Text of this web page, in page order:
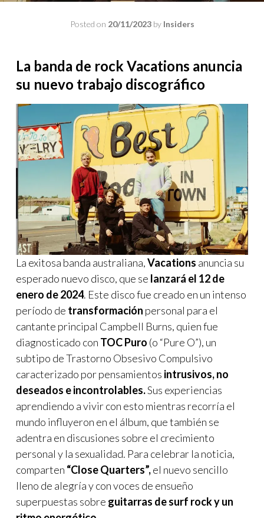
Posted on 20/11/2023by Insiders
La banda de rock Vacations anuncia
su nuevo trabajo discográfico
La exitosa banda australiana,Vacations anuncia su
esperado nuevo disco, que se lanzará el 12 de
enero de 2024. Este disco fue creado en un intenso
período de transformación personal para el
cantante principal Campbell Burns, quien fue
diagnosticado con TOC Puro (o “Pure O”), un
subtipo de Trastorno Obsesivo Compulsivo
caracterizado por pensamientos intrusivos, no
deseados e incontrolables.Sus experiencias
aprendiendo a vivir con esto mientras recorría el
mundo influyeron en el álbum, que también se
adentra en discusiones sobre el crecimiento
personal y la sexualidad. Para celebrar la noticia,
comparten “Close Quarters”,el nuevo sencillo
lleno de alegría y con voces de ensueño
superpuestas sobre guitarras de surf rock y un